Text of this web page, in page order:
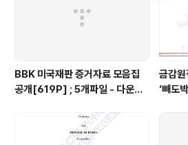
BBK 미국재판 증거자료 모음집
공개[619P] ; 5개파일 - 다운로
금감
‘빼도